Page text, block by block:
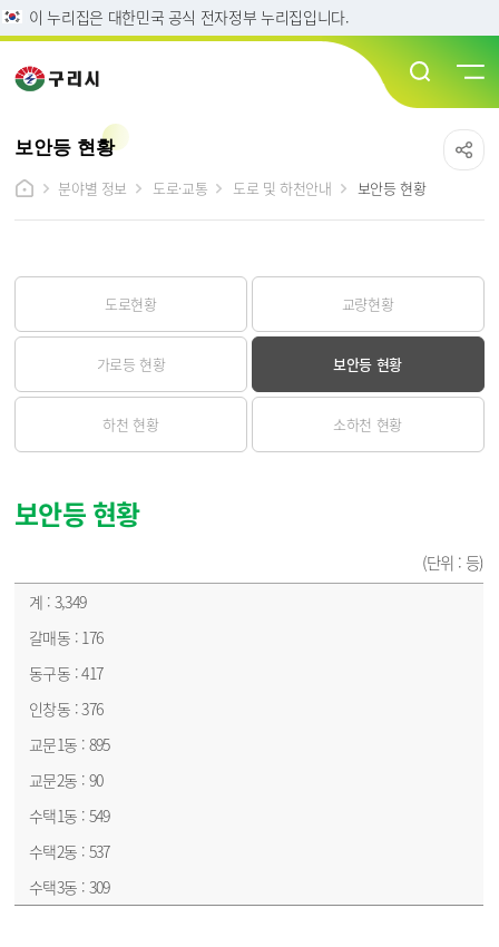
이 누리집은 대한민국 공식 전자정부 누리집입니다.
보안등 현황
분야별 정보
도로·교통 도로 및 하천안내 보안등 현황
도로현황 교량현황
가로등 현황 보안등 현황
하천 현황 소하천 현황
보안등 현황
(단위 : 등)
3,349
176
417
376
895
90
549
537
309